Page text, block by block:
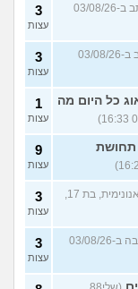
(דן, בן 42, כתב ב-03/08/26
3
עצות
(אנושי, בן 27, כתב ב-03/08/26
3
עצות
כל היום מה
1
עצות
תחושת
9
עצות
(אנונימית, בת 17,
3
עצות
(שירה, בת 18, כתבה ב-03/08/26
3
עצות